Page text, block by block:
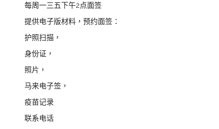
每周一三五下午2点面签
提供电子版材料，预约面签：
护照扫描，
身份证，
照片，
马来电子签，
疫苗记录
联系电话